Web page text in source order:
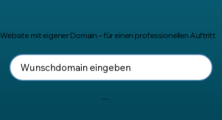
Website mit eigener Domain – für einen professionellen Auftritt
Suchen